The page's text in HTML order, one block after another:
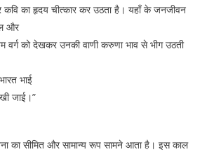
कवि का हृदय चीत्कार कर उठता है। यहाँ के जनजीवन
और
वर्ग को देखकर उनकी वाणी करुणा भाव से भीग उठती
भाई
जाई।”
का सीमित और सामान्य रूप सामने आता है। इस काल